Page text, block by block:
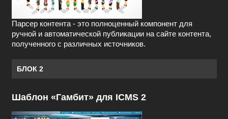
Парсер контента - это полноценный компонент для
ручной и автоматической публикации на сайте контента,
полученного с различных источников.
БЛОК 2
Шаблон «Гамбит» для ICMS 2